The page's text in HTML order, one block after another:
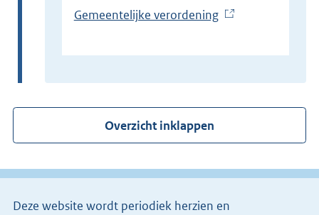
Gemeentelijke verordening(
x
r
l
n
Overzicht inklappen
Deze website wordt periodiek herzien en